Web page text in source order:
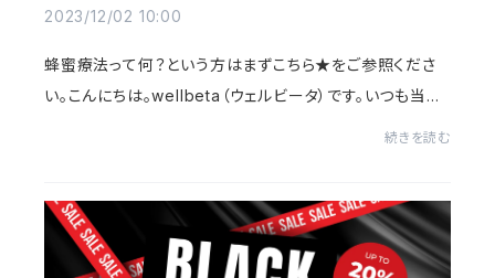
2023/12/02 10:00
蜂蜜療法って何？という方はまずこちら★をご参照くださ
い。こんにちは。wellbeta（ウェルビータ）です。いつも当店
続きを読む